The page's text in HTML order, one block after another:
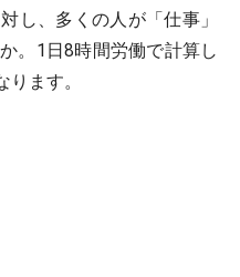
し、多くの人が「仕事」
。1日8時間労働で計算し
ます。